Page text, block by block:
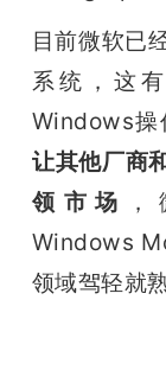
目前微软已
系统，这
Windows操
让其他厂商
领市场
Windows
领域驾轻就熟